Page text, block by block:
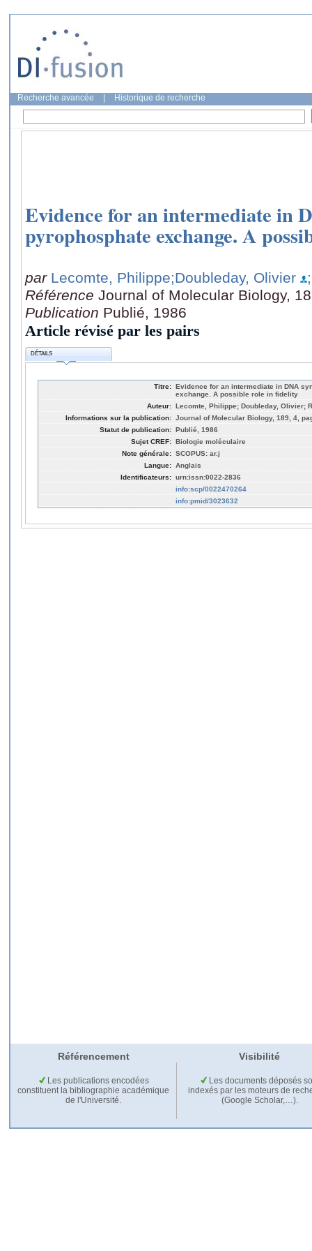
Recherche avancée Historique de recherche
Evidence for an intermediate in
pyrophosphate exchange. A
par Lecomte, Philippe;Doubleday, Olivier
Référence Journal of Molecular Biology,
Publication Publié, 1986
Article révisé par les pairs
DÉTAILS
Titre: Evidence for an intermediate in DNA
exchange. A possible role in fidelity
Auteur: Lecomte, Philippe; Doubleday, Olivier;
Informations sur la publication: Journal of Molecular Biology, 189, 4,
Statut de publication: Publié, 1986
Sujet CREF: Biologie moléculaire
Note générale: SCOPUS: ar.j
Langue: Anglais
Identificateurs: urn:issn:0022-2836
info:scp/0022470264
info:pmid/3023632
Référencement Visibilité
Les publications encodées
constituent la bibliographie académique
de l'Université.
Les documents déposés
indexés par les moteurs de
(Google Scholar,…).